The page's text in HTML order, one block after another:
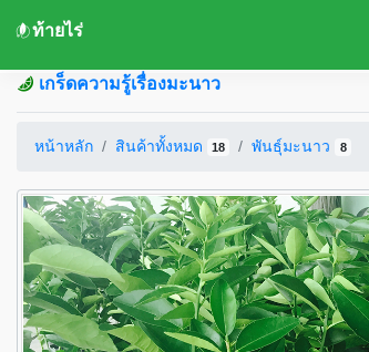
ท้ายไร่
เกร็ดความรู้เรื่องมะนาว
หน้าหลัก สินค้าทั้งหมด 18 พันธุ์มะนาว 8